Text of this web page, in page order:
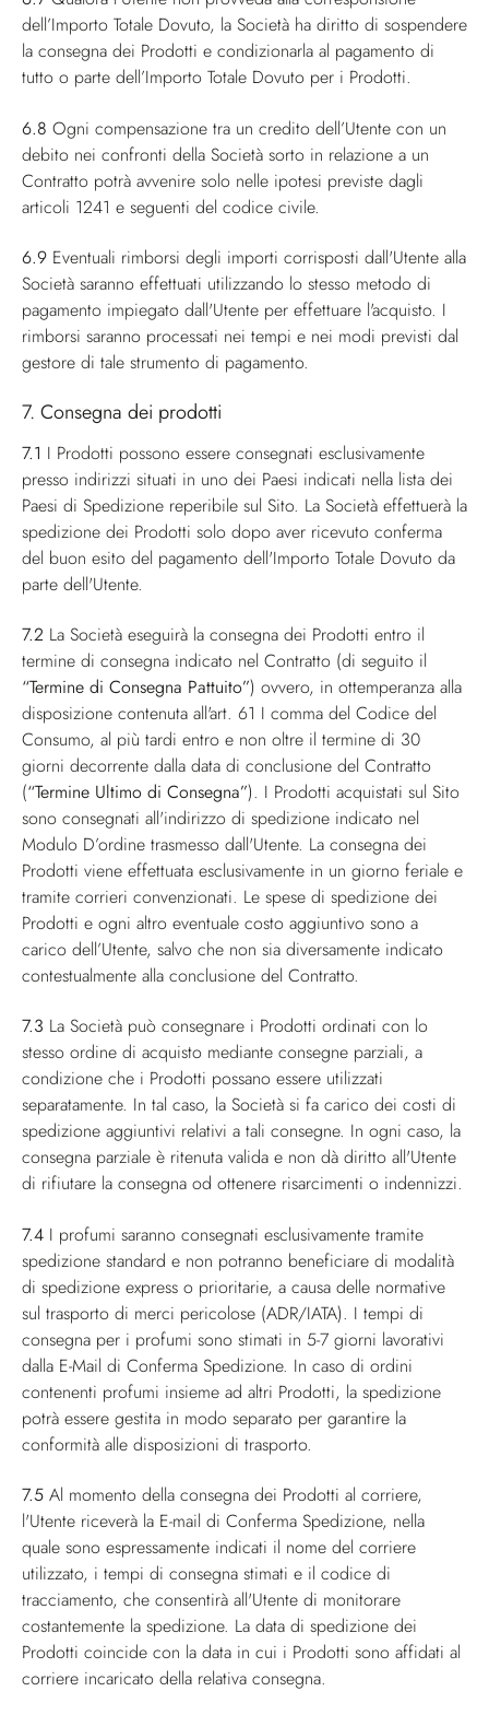
dell’Importo Totale Dovuto, la Società ha diritto di sospendere
la consegna dei Prodotti e condizionarla al pagamento di
tutto o parte dell’Importo Totale Dovuto per i Prodotti.
6.8 Ogni compensazione tra un credito dell’Utente con un
debito nei confronti della Società sorto in relazione a un
Contratto potrà avvenire solo nelle ipotesi previste dagli
articoli 1241 e seguenti del codice civile.
6.9 Eventuali rimborsi degli importi corrisposti dall'Utente alla
Società saranno effettuati utilizzando lo stesso metodo di
pagamento impiegato dall'Utente per effettuare l'acquisto. I
rimborsi saranno processati nei tempi e nei modi previsti dal
gestore di tale strumento di pagamento.
7. Consegna dei prodotti
7.1 I Prodotti possono essere consegnati esclusivamente
presso indirizzi situati in uno dei Paesi indicati nella lista dei
Paesi di Spedizione reperibile sul Sito. La Società effettuerà la
spedizione dei Prodotti solo dopo aver ricevuto conferma
del buon esito del pagamento dell'Importo Totale Dovuto da
parte dell'Utente.
7.2 La Società eseguirà la consegna dei Prodotti entro il
termine di consegna indicato nel Contratto (di seguito il
“Termine di Consegna Pattuito”) ovvero, in ottemperanza alla
disposizione contenuta all'art. 61 I comma del Codice del
Consumo, al più tardi entro e non oltre il termine di 30
giorni decorrente dalla data di conclusione del Contratto
(“Termine Ultimo di Consegna”). I Prodotti acquistati sul Sito
sono consegnati all'indirizzo di spedizione indicato nel
Modulo D’ordine trasmesso dall'Utente. La consegna dei
Prodotti viene effettuata esclusivamente in un giorno feriale e
tramite corrieri convenzionati. Le spese di spedizione dei
Prodotti e ogni altro eventuale costo aggiuntivo sono a
carico dell’Utente, salvo che non sia diversamente indicato
contestualmente alla conclusione del Contratto.
7.3 La Società può consegnare i Prodotti ordinati con lo
stesso ordine di acquisto mediante consegne parziali, a
condizione che i Prodotti possano essere utilizzati
separatamente. In tal caso, la Società si fa carico dei costi di
spedizione aggiuntivi relativi a tali consegne. In ogni caso, la
consegna parziale è ritenuta valida e non dà diritto all'Utente
di rifiutare la consegna od ottenere risarcimenti o indennizzi.
7.4 I profumi saranno consegnati esclusivamente tramite
spedizione standard e non potranno beneficiare di modalità
di spedizione express o prioritarie, a causa delle normative
sul trasporto di merci pericolose (ADR/IATA). I tempi di
consegna per i profumi sono stimati in 5-7 giorni lavorativi
dalla E-Mail di Conferma Spedizione. In caso di ordini
contenenti profumi insieme ad altri Prodotti, la spedizione
potrà essere gestita in modo separato per garantire la
conformità alle disposizioni di trasporto.
7.5 Al momento della consegna dei Prodotti al corriere,
l'Utente riceverà la E-mail di Conferma Spedizione, nella
quale sono espressamente indicati il nome del corriere
utilizzato, i tempi di consegna stimati e il codice di
tracciamento, che consentirà all'Utente di monitorare
costantemente la spedizione. La data di spedizione dei
Prodotti coincide con la data in cui i Prodotti sono affidati al
corriere incaricato della relativa consegna.